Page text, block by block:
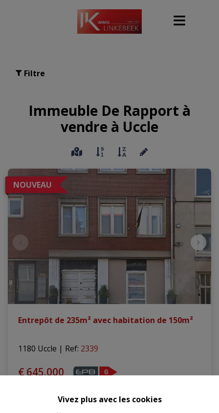
Vivez plus avec les cookies
Filtre
Immeuble De Rapport à
vendre à Uccle
NOUVEAU
Entrepôt de 235m² avec habitation de 150m²
1180 Uccle | Ref: 2339
€ 645.000
150 m²